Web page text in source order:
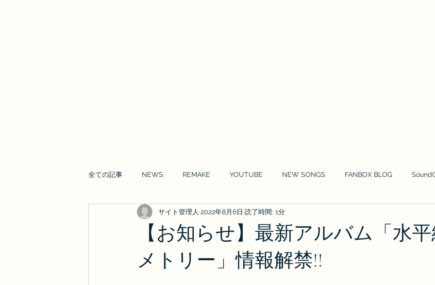
全ての記事 NEWS REMAKE YOUTUBE NEW SONGS FANBOX BLOG
【お知らせ】最新アルバム「水
メトリー」情報解禁!!
サイト管理人 2022年8月6日 読了時間: 1分